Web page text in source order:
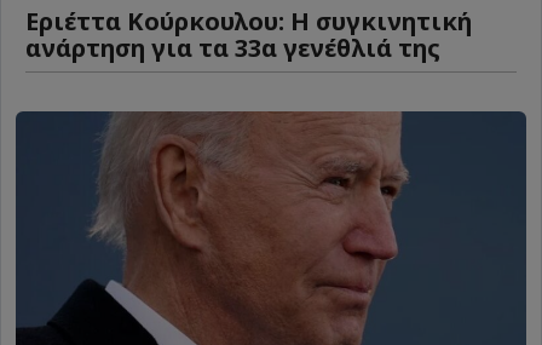
Εριέττα Κούρκουλου: Η συγκινητική
ανάρτηση για τα 33α γενέθλιά της